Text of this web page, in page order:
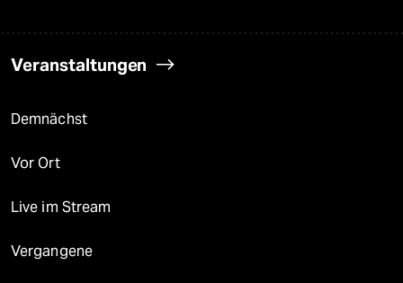
Veranstaltungen
Demnächst
Vor Ort
Live im Stream
Vergangene